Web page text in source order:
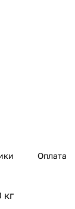
Оплата
кг